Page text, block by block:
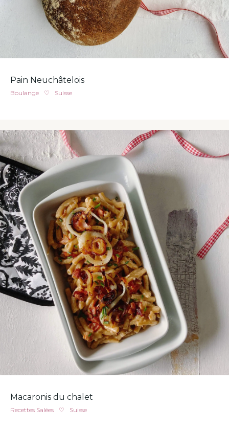
Pain Neuchâtelois
Boulange ♡ Suisse
Macaronis du chalet
Recettes Salées ♡ Suisse